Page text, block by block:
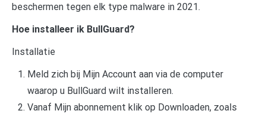
beschermen tegen elk type malware in 2021.
Hoe installeer ik BullGuard?
Installatie
Meld zich bij Mijn Account aan via de computer
waarop u BullGuard wilt installeren.
Vanaf Mijn abonnement klik op Downloaden, zoals